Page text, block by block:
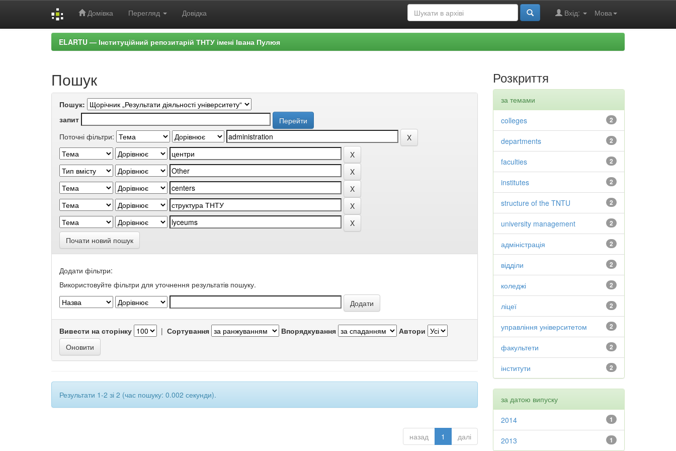
Домівка Перегляд Довідка Мова
Вхід:
ELARTU — Інституційний репозитарій ТНТУ імені Івана Пулюя
Пошук
Пошук:
запит
Поточні фільтри:
Почати новий пошук
Додати фільтри:
Використовуйте фільтри для уточнення результатів пошуку.
Вивести на сторінку | Сортування Впорядкування Автори
Результати 1-2 зі 2 (час пошуку: 0.002 секунди).
назад 1 далі
Розкриття
за темами
2
colleges
2
departments
2
faculties
2
institutes
2
structure of the TNTU
2
university management
2
адміністрація
2
відділи
2
коледжі
2
ліцеї
2
управління університетом
2
факультети
2
інститути
за датою випуску
1
2014
1
2013